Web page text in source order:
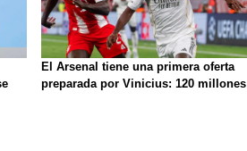
El Arsenal tiene una primera oferta
preparada por Vinicius: 120 millones